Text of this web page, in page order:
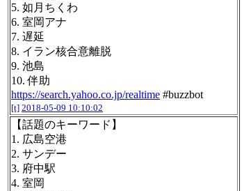
5. 如月ちくわ
6. 室岡アナ
7. 遅延
8. イラン核合意離脱
9. 池島
10. 伴助
https://search.yahoo.co.jp/realtime #buzzbot
[t] 2018-05-09 10:10:02
【話題のキーワード】
1. 広島空港
2. サンデー
3. 府中駅
4. 室岡